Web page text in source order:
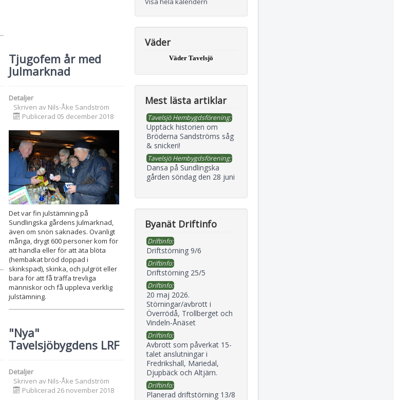
Tjugofem år med
Julmarknad
Detaljer
Skriven av Nils-Åke Sandström
Publicerad 05 december 2018
Det var fin julstämning på
Sundlingska gårdens Julmarknad,
även om snön saknades. Ovanligt
många, drygt 600 personer kom för
att handla eller för att äta blöta
(hembakat bröd doppad i
skinkspad), skinka, och julgröt eller
bara för att få träffa trevliga
människor och få uppleva verklig
julstämning.
"Nya"
Tavelsjöbygdens LRF
Detaljer
Skriven av Nils-Åke Sandström
Publicerad 26 november 2018
Väder
Väder Tavelsjö
Mest lästa artiklar
Tavelsjö Hembygdsförening:
Upptäck historien om
Bröderna Sandströms såg
& snickeri!
Tavelsjö Hembygdsförening:
Dansa på Sundlingska
gården söndag den 28 juni
Byanät Driftinfo
Driftinfo:
Driftstörning 9/6
Driftinfo:
Driftstörning 25/5
Driftinfo:
20 maj 2026.
Störningar/avbrott i
Överrödå, Trollberget och
Vindeln-Ånäset
Driftinfo:
Avbrott som påverkat 15-
talet anslutningar i
Fredrikshall, Mariedal,
Djupbäck och Altjärn.
Driftinfo:
Planerad driftstörning 13/8